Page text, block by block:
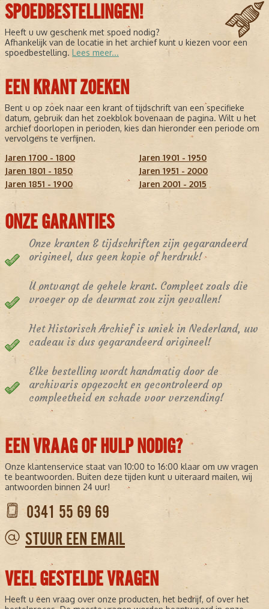
SPOEDBESTELLINGEN!
Heeft u uw geschenk met spoed nodig?
Afhankelijk van de locatie in het archief kunt u kiezen voor een
spoedbestelling. Lees meer...
EEN KRANT ZOEKEN
Bent u op zoek naar een krant of tijdschrift van een specifieke
datum, gebruik dan het zoekblok bovenaan de pagina. Wilt u het
archief doorlopen in perioden, kies dan hieronder een periode om
vervolgens te verfijnen.
Jaren 1700 - 1800
Jaren 1801 - 1850
Jaren 1851 - 1900
Jaren 1901 - 1950
Jaren 1951 - 2000
Jaren 2001 - 2015
ONZE GARANTIES
Onze kranten & tijdschriften zijn gegarandeerd
origineel, dus geen kopie of herdruk!
U ontvangt de gehele krant. Compleet zoals die
vroeger op de deurmat zou zijn gevallen!
Het Historisch Archief is uniek in Nederland, uw
cadeau is dus gegarandeerd origineel!
Elke bestelling wordt handmatig door de
archivaris opgezocht en gecontroleerd op
compleetheid en schade voor verzending!
EEN VRAAG OF HULP NODIG?
Onze klantenservice staat van 10:00 to 16:00 klaar om uw vragen
te beantwoorden. Buiten deze tijden kunt u uiteraard mailen, wij
antwoorden binnen 24 uur!
0341 55 69 69
STUUR EEN EMAIL
VEEL GESTELDE VRAGEN
Heeft u een vraag over onze producten, het bedrijf, of over het